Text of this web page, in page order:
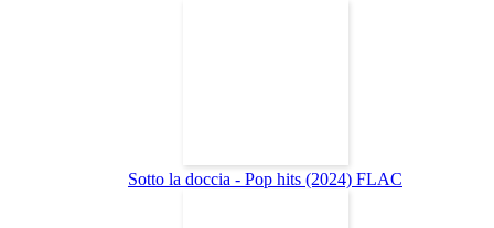
Sotto la doccia - Pop hits (2024) FLAC